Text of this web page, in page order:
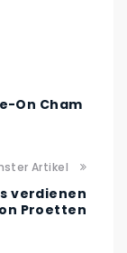
On Cham
Artikel
verdienen
Proetten